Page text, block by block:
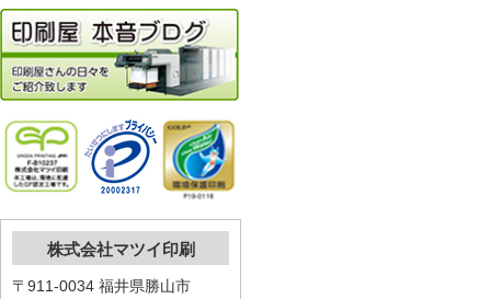
株式会社マツイ印刷
〒911-0034 福井県勝山市